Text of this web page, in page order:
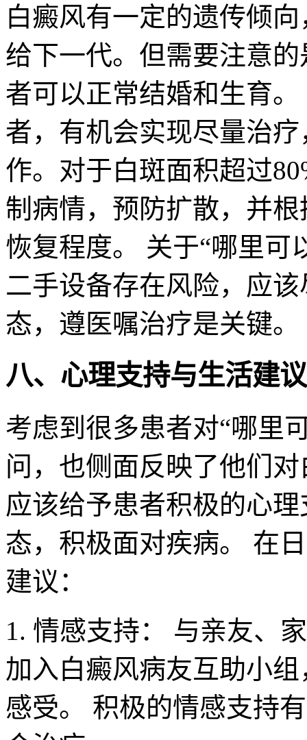
白癜风有一定的遗传倾
给下一代。但需要注意
者可以正常结婚和生育
者，有机会实现尽量治
作。对于白斑面积超过
制病情，预防扩散，并
恢复程度。 关于“哪里可
二手设备存在风险，应
态，遵医嘱治疗是关键。
八、心理支持与生活建议
考虑到很多患者对“哪里
问，也侧面反映了他们
应该给予患者积极的心
态，积极面对疾病。 在
建议：
1. 情感支持： 与亲友、
加入白癜风病友互助小
感受。 积极的情感支持